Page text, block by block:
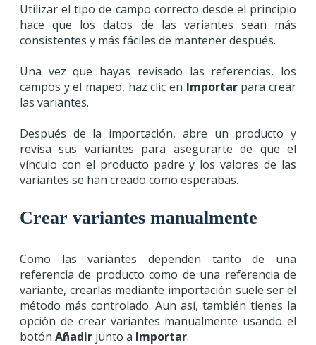
Utilizar el tipo de campo correcto desde el principio
hace que los datos de las variantes sean más
consistentes y más fáciles de mantener después.
Una vez que hayas revisado las referencias, los
campos y el mapeo, haz clic en Importarpara crear
las variantes.
Después de la importación, abre un producto y
revisa sus variantes para asegurarte de que el
vínculo con el producto padre y los valores de las
variantes se han creado como esperabas.
Crear variantes manualmente
Como las variantes dependen tanto de una
referencia de producto como de una referencia de
variante, crearlas mediante importación suele ser el
método más controlado. Aun así, también tienes la
opción de crear variantes manualmente usando el
botón Añadir junto a Importar.